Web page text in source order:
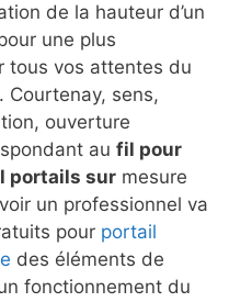
de la hauteur d’un
une plus
tous vos attentes du
Courtenay, sens,
ouverture
au fil pour
portails sur mesure
un professionnel va
pour portail
des éléments de
fonctionnement du